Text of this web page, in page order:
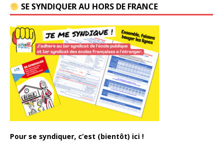
SE SYNDIQUER AU HORS DE FRANCE
Pour se syndiquer, c’est (bientôt) ici !